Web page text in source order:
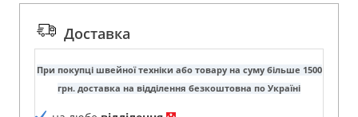
Доставка
При покупці швейної техніки або товару на суму більше 1500
грн. доставка на відділення безкоштовна по Україні